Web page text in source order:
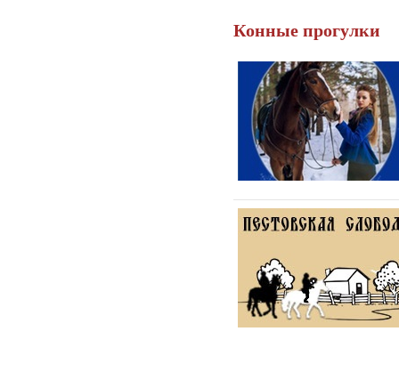
Конные прогулки